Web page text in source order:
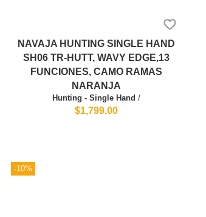
NAVAJA HUNTING SINGLE HAND
SH06 TR-HUTT, WAVY EDGE,13
FUNCIONES, CAMO RAMAS
NARANJA
Hunting - Single Hand /
$1,799.00
-10%